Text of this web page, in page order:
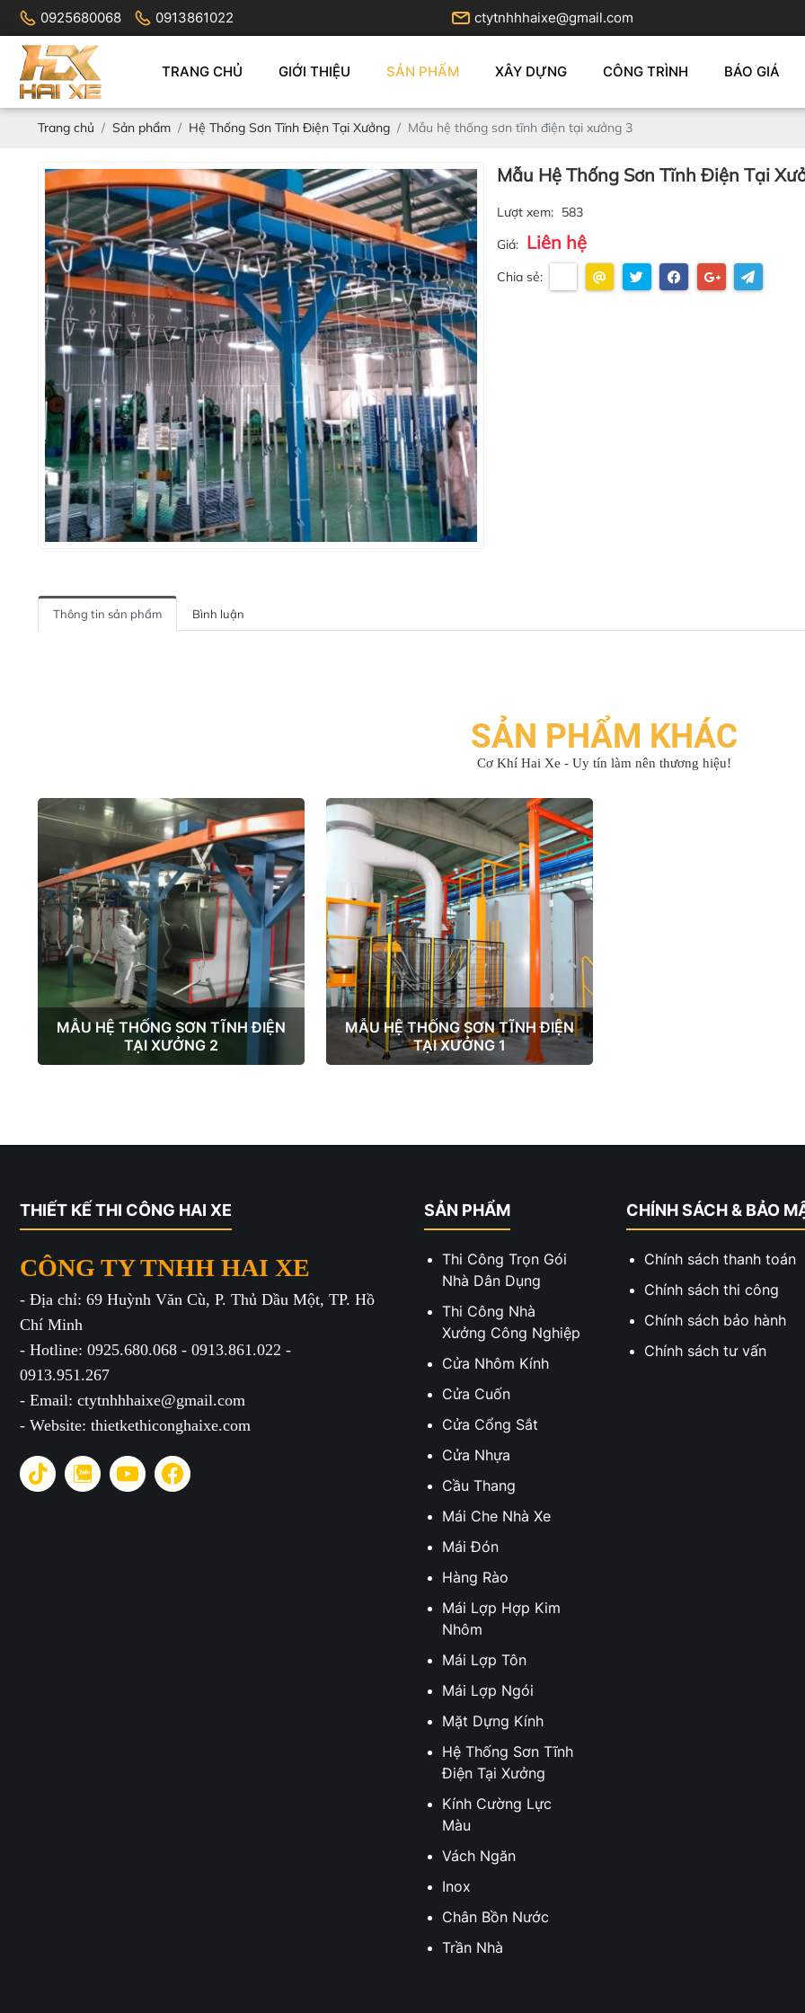
0925680068 0913861022 ctytnhhhaixe@gmail.com
TRANG CHỦ GIỚI THIỆU SẢN PHẨM XÂY DỰNG CÔNG TRÌNH BÁO GIÁ
Trang chủ Sản phẩm Hệ Thống Sơn Tĩnh Điện Tại Xưởng Mẫu hệ thống sơn tĩnh điện tại xưởng 3
Mẫu Hệ Thống Sơn Tĩnh Điện Tại
Lượt xem: 583
Giá: Liên hệ
Chia sẻ:
Thông tin sản phẩm Bình luận
SẢN PHẨM KHÁC
Cơ Khí Hai Xe - Uy tín làm nên thương hiệu!
MẪU HỆ THỐNG SƠN TĨNH ĐIỆN
TẠI XƯỞNG 2
MẪU HỆ THỐNG SƠN TĨNH ĐIỆN
TẠI XƯỞNG 1
THIẾT KẾ THI CÔNG HAI XE
CÔNG TY TNHH HAI XE
- Địa chỉ: 69 Huỳnh Văn Cù, P. Thủ Dầu Một, TP. Hồ
Chí Minh
- Hotline: 0925.680.068 - 0913.861.022 -
0913.951.267
- Email: ctytnhhhaixe@gmail.com
- Website: thietkethiconghaixe.com
SẢN PHẨM
Thi Công Trọn Gói
Nhà Dân Dụng
Thi Công Nhà
Xưởng Công Nghiệp
Cửa Nhôm Kính
Cửa Cuốn
Cửa Cổng Sắt
Cửa Nhựa
Cầu Thang
Mái Che Nhà Xe
Mái Đón
Hàng Rào
Mái Lợp Hợp Kim
Nhôm
Mái Lợp Tôn
Mái Lợp Ngói
Mặt Dựng Kính
Hệ Thống Sơn Tĩnh
Điện Tại Xưởng
Kính Cường Lực
Màu
Vách Ngăn
Inox
Chân Bồn Nước
Trần Nhà
CHÍNH SÁCH & BẢO
Chính sách thanh toán
Chính sách thi công
Chính sách bảo hành
Chính sách tư vấn